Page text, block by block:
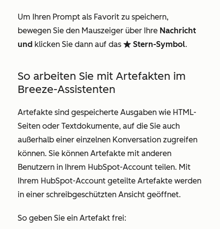
Um Ihren Prompt als Favorit zu speichern,
bewegen Sie den Mauszeiger über Ihre Nachricht
und klicken Sie dann auf das favorite Stern-Symbol.
So arbeiten Sie mit Artefakten im
Breeze-Assistenten
Artefakte sind gespeicherte Ausgaben wie HTML-
Seiten oder Textdokumente, auf die Sie auch
außerhalb einer einzelnen Konversation zugreifen
können. Sie können Artefakte mit anderen
Benutzern in Ihrem HubSpot-Account teilen. Mit
Ihrem HubSpot-Account geteilte Artefakte werden
in einer schreibgeschützten Ansicht geöffnet.
So geben Sie ein Artefakt frei: